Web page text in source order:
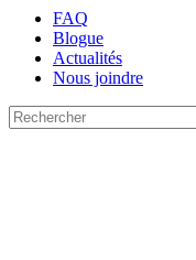
FAQ
Blogue
Actualités
Nous joindre